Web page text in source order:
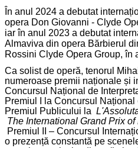
În anul 2024 a debutat
opera Don Giovanni - Clyde
iar în anul 2023 a debutat
Almaviva din opera Bărbierul
Rossini Clyde Opera Group, în
Ca solist de operă, tenorul
numeroase premii naționale și
Concursul Național de
Premiul I la Concursul Național
Premiul Publicului la
The International Grand Prix of
Premiul II – Concursul
o prezență constantă pe